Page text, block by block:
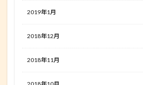
2019年1月
2018年12月
2018年11月